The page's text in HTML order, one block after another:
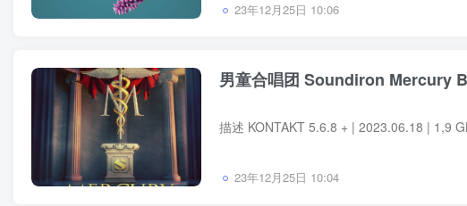
23年12月25日 10:06
男童合唱团 Soundiron Mercury
23年12月25日 10:04